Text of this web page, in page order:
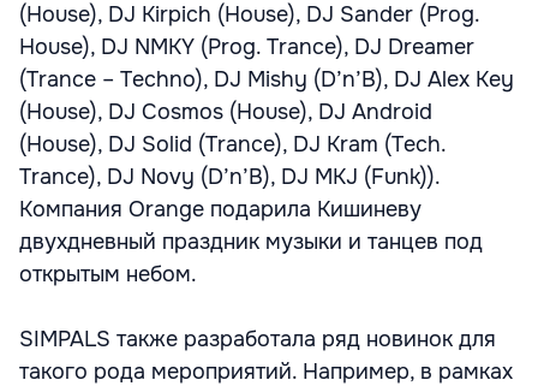
(House), DJ Kirpich (House), DJ Sander (Prog.
House), DJ NMKY (Prog. Trance), DJ Dreamer
(Trance – Techno), DJ Mishy (D’n’B), DJ Alex Key
(House), DJ Cosmos (House), DJ Android
(House), DJ Solid (Trance), DJ Kram (Tech.
Trance), DJ Novy (D’n’B), DJ MKJ (Funk)).
Компания Orange подарила Кишиневу
двухдневный праздник музыки и танцев под
открытым небом.
SIMPALS также разработала ряд новинок для
такого рода мероприятий. Например, в рамках